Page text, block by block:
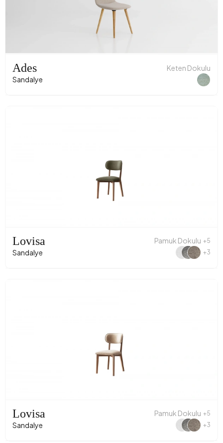
Ades
Sandalye
Keten Dokulu
Lovisa
Sandalye
Pamuk Dokulu +5
+3
Lovisa
Sandalye
Pamuk Dokulu +5
+3